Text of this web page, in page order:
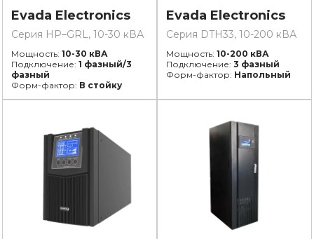
Evada Electronics
Серия HP–GRL, 10-30 кВА
Мощность: 10-30 кВА
Подключение: 1 фазный/3
фазный
Форм-фактор: В стойку
Evada Electronics
Серия DTH33, 10-200 кВА
Мощность: 10-200 кВА
Подключение: 3 фазный
Форм-фактор: Напольный